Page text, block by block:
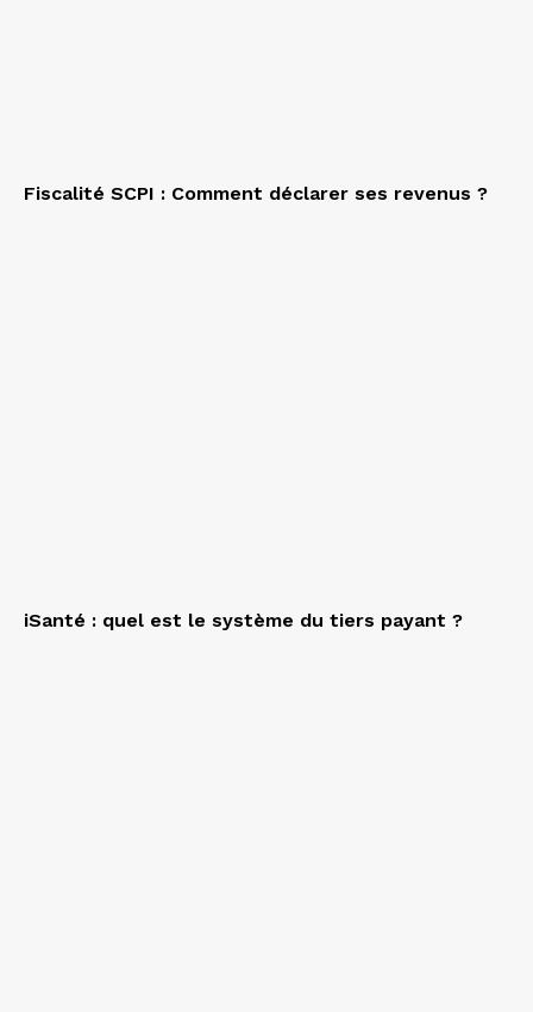
Fiscalité SCPI : Comment déclarer ses revenus ?
iSanté : quel est le système du tiers payant ?